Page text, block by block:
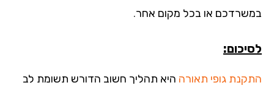
או בכל מקום אחר.
גופי תאורההיא תהליך חשוב הדורש תשומת לב